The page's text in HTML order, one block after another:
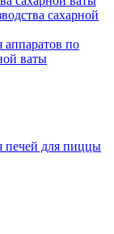
сахарной
по
ваты
печей для пиццы